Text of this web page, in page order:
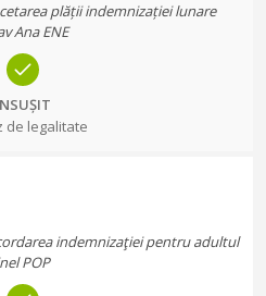
plății indemnizației lunare
Ana ENE
de legalitate
indemnizaţiei pentru adultul
POP